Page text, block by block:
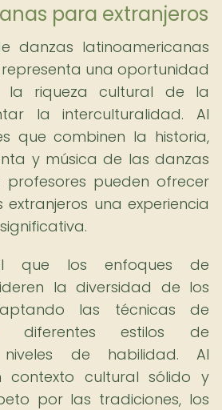
para extranjeros
danzas latinoamericanas
una oportunidad
la riqueza cultural de la
la interculturalidad. Al
que combinen la historia,
y música de las danzas
profesores pueden ofrecer
una experiencia
que los enfoques de
la diversidad de los
las técnicas de
diferentes estilos de
de habilidad. Al
contexto cultural sólido y
por las tradiciones, los